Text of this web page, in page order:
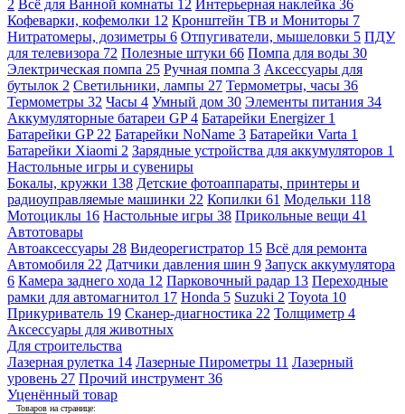
2 Всё для Ванной комнаты 12 Интерьерная наклейка 36
Кофеварки, кофемолки 12 Кронштейн ТВ и Мониторы 7
Нитратомеры, дозиметры 6 Отпугиватели, мышеловки 5 ПДУ
для телевизора 72 Полезные штуки 66 Помпа для воды 30
Электрическая помпа 25 Ручная помпа 3 Аксессуары для
бутылок 2 Светильники, лампы 27 Термометры, часы 36
Термометры 32 Часы 4 Умный дом 30 Элементы питания 34
Аккумуляторные батареи GP4 Батарейки Energizer 1
Батарейки GP 22 Батарейки NoName 3 Батарейки Varta 1
Батарейки Xiaomi 2 Зарядные устройства для аккумуляторов 1
Настольные игры и сувениры
Бокалы, кружки 138 Детские фотоаппараты, принтеры и
радиоуправляемые машинки 22 Копилки 61 Модельки 118
Мотоциклы 16 Настольные игры 38 Прикольные вещи 41
Автотовары
Автоаксессуары 28 Видеорегистратор 15 Всё для ремонта
Автомобиля 22 Датчики давления шин 9 Запуск аккумулятора
6 Камера заднего хода 12 Парковочный радар 13 Переходные
рамки для автомагнитол 17 Honda 5 Suzuki 2 Toyota 10
Прикуриватель 19 Сканер-диагностика 22 Толщиметр 4
Аксессуары для животных
Для строительства
Лазерная рулетка 14 Лазерные Пирометры 11 Лазерный
уровень 27 Прочий инструмент 36
Уценённый товар
Товаров на странице: